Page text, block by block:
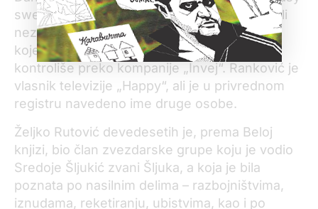
sweet“ koja se bavi proizvodnjom slatkiša, ali
nezvanično ima veliki broj kompanija u Srbiji
koje se ne vode na njegovo ime, a koje
kontroliše preko kompanije „Invej“. Ranković je
vlasnik televizije „Happy“, ali je u privrednom
registru navedeno ime druge osobe.
Željko Rutović devedesetih je, prema Beloj
knjizi, bio član zvezdarske grupe koju je vodio
Sredoje Šljukić zvani Šljuka, a koja je bila
poznata po nasilnim delima – razbojništvima,
iznudama, reketiranju, ubistvima, kao i po